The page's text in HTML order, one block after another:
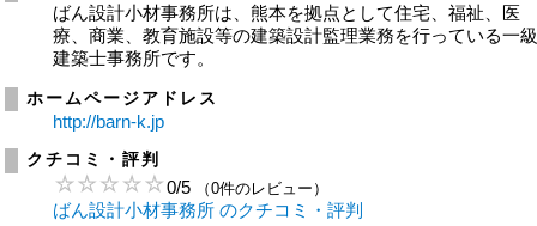
ばん設計小材事務所は、熊本を拠点として住宅、福祉、医
療、商業、教育施設等の建築設計監理業務を行っている一
建築士事務所です。
ホームページアドレス
http://barn-k.jp
クチコミ・評判
0/5 （0件のレビュー）
ばん設計小材事務所 のクチコミ・評判